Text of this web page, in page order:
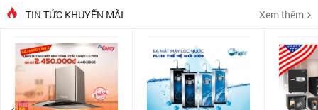
TIN TỨC KHUYẾN MÃI Xem thêm